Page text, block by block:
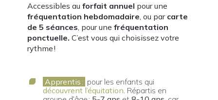
Accessibles au forfait annuel pour une
fréquentation hebdomadaire , ou par carte
de 5 séances , pour une fréquentation
ponctuelle. C’est vous qui choisissez votre
rythme !
Apprentis : pour les enfants qui
découvrent l’équitation . Répartis en